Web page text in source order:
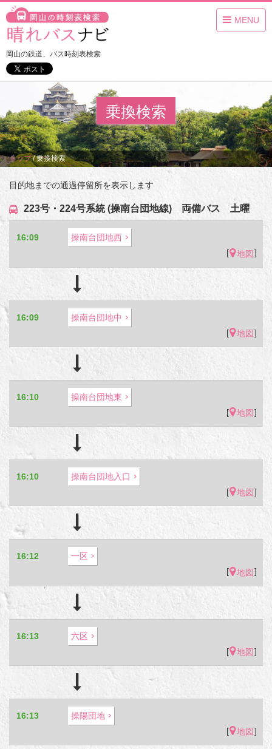
MENU
岡山の鉄道、バス時刻表検索
乗換検索
トップ/乗換検索
目的地までの通過停留所を表示します
223号・224号系統 (操南台団地線) 両備バス 土曜
16:09
操南台団地西
[
地図]
16:09
操南台団地中
[
地図]
16:10
操南台団地東
[
地図]
16:10
操南台団地入口
[
地図]
16:12
一区
[
地図]
16:13
六区
[
地図]
16:13
操陽団地
[
地図]